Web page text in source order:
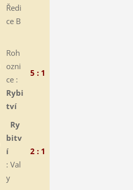
Ředi
ce B
Roh
ozni
ce :
Rybi
tví
5 : 1
Ry
bitv
í
: Val
y
2 : 1